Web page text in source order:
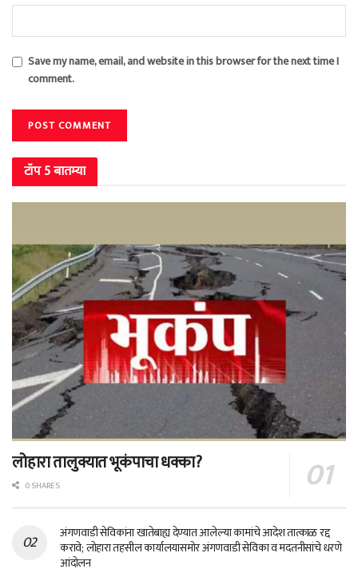
Save my name, email, and website in this browser for the next time I
comment.
टॉप 5 बातम्या
लोहारा तालुक्यात भूकंपाचा धक्का?
0 SHARES
अंगणवाडी सेविकांना खातेबाह्य देण्यात आलेल्या कामांचे आदेश तात्काळ रद्द
करावे; लोहारा तहसील कार्यालयासमोर अंगणवाडी सेविका व मदतनीसांचे धरणे
आंदोलन